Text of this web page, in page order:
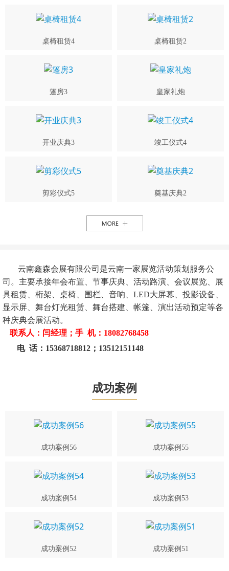
桌椅租赁4 桌椅租赁2
篷房3 皇家礼炮
开业庆典3 竣工仪式4
剪彩仪式5 奠基庆典2
云南鑫森会展有限公司是云南一家展览活动策划服务公
司。主要承接年会布置、节事庆典、活动路演、会议展览、展
具租赁、桁架、桌椅、围栏、音响、LED大屏幕、投影设备、
显示屏、舞台灯光租赁、舞台搭建、帐篷、演出活动预定等各
种庆典会展活动。
联系人：闫经理；手 机：18082768458
电 话：15368718812；13512151148
成功案例
成功案例56 成功案例55
成功案例54 成功案例53
成功案例52 成功案例51